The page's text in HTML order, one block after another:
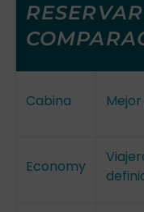
Cabina
Economy